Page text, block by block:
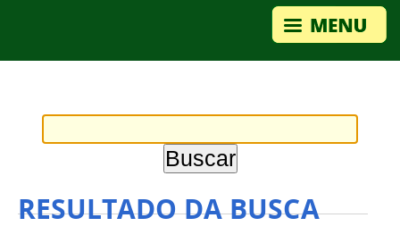
RESULTADO DA BUSCA